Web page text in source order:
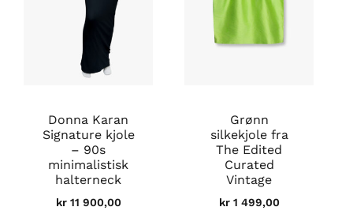
Donna Karan
Signature kjole
– 90s
minimalistisk
halterneck
kr11 900,00
Grønn
silkekjole fra
The Edited
Curated
Vintage
kr1 499,00